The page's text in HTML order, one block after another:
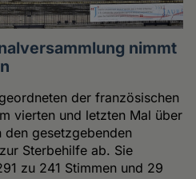
nimmt
der französischen
vierten und letzten Mal über
den gesetzgebenden
Sterbehilfe ab. Sie
zu 241 Stimmen und 29